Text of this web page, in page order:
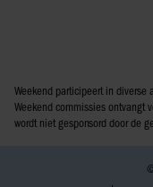
Weekend participeert in diverse
Weekend commissies ontvangt
wordt niet gesponsord door de